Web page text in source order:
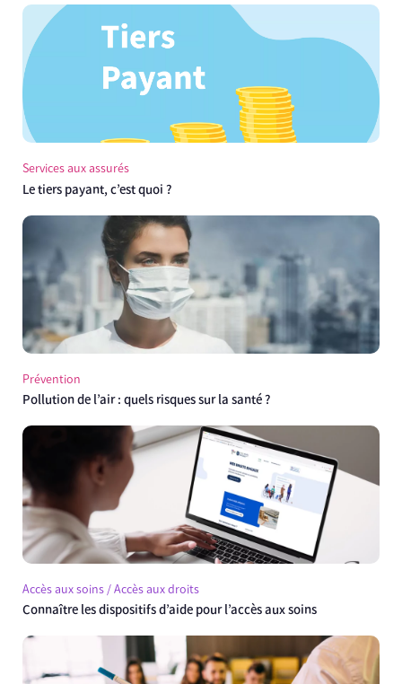
Services aux assurés
Le tiers payant, c’est quoi ?
Prévention
Pollution de l’air : quels risques sur la santé ?
Accès aux soins / Accès aux droits
Connaître les dispositifs d’aide pour l’accès aux soins